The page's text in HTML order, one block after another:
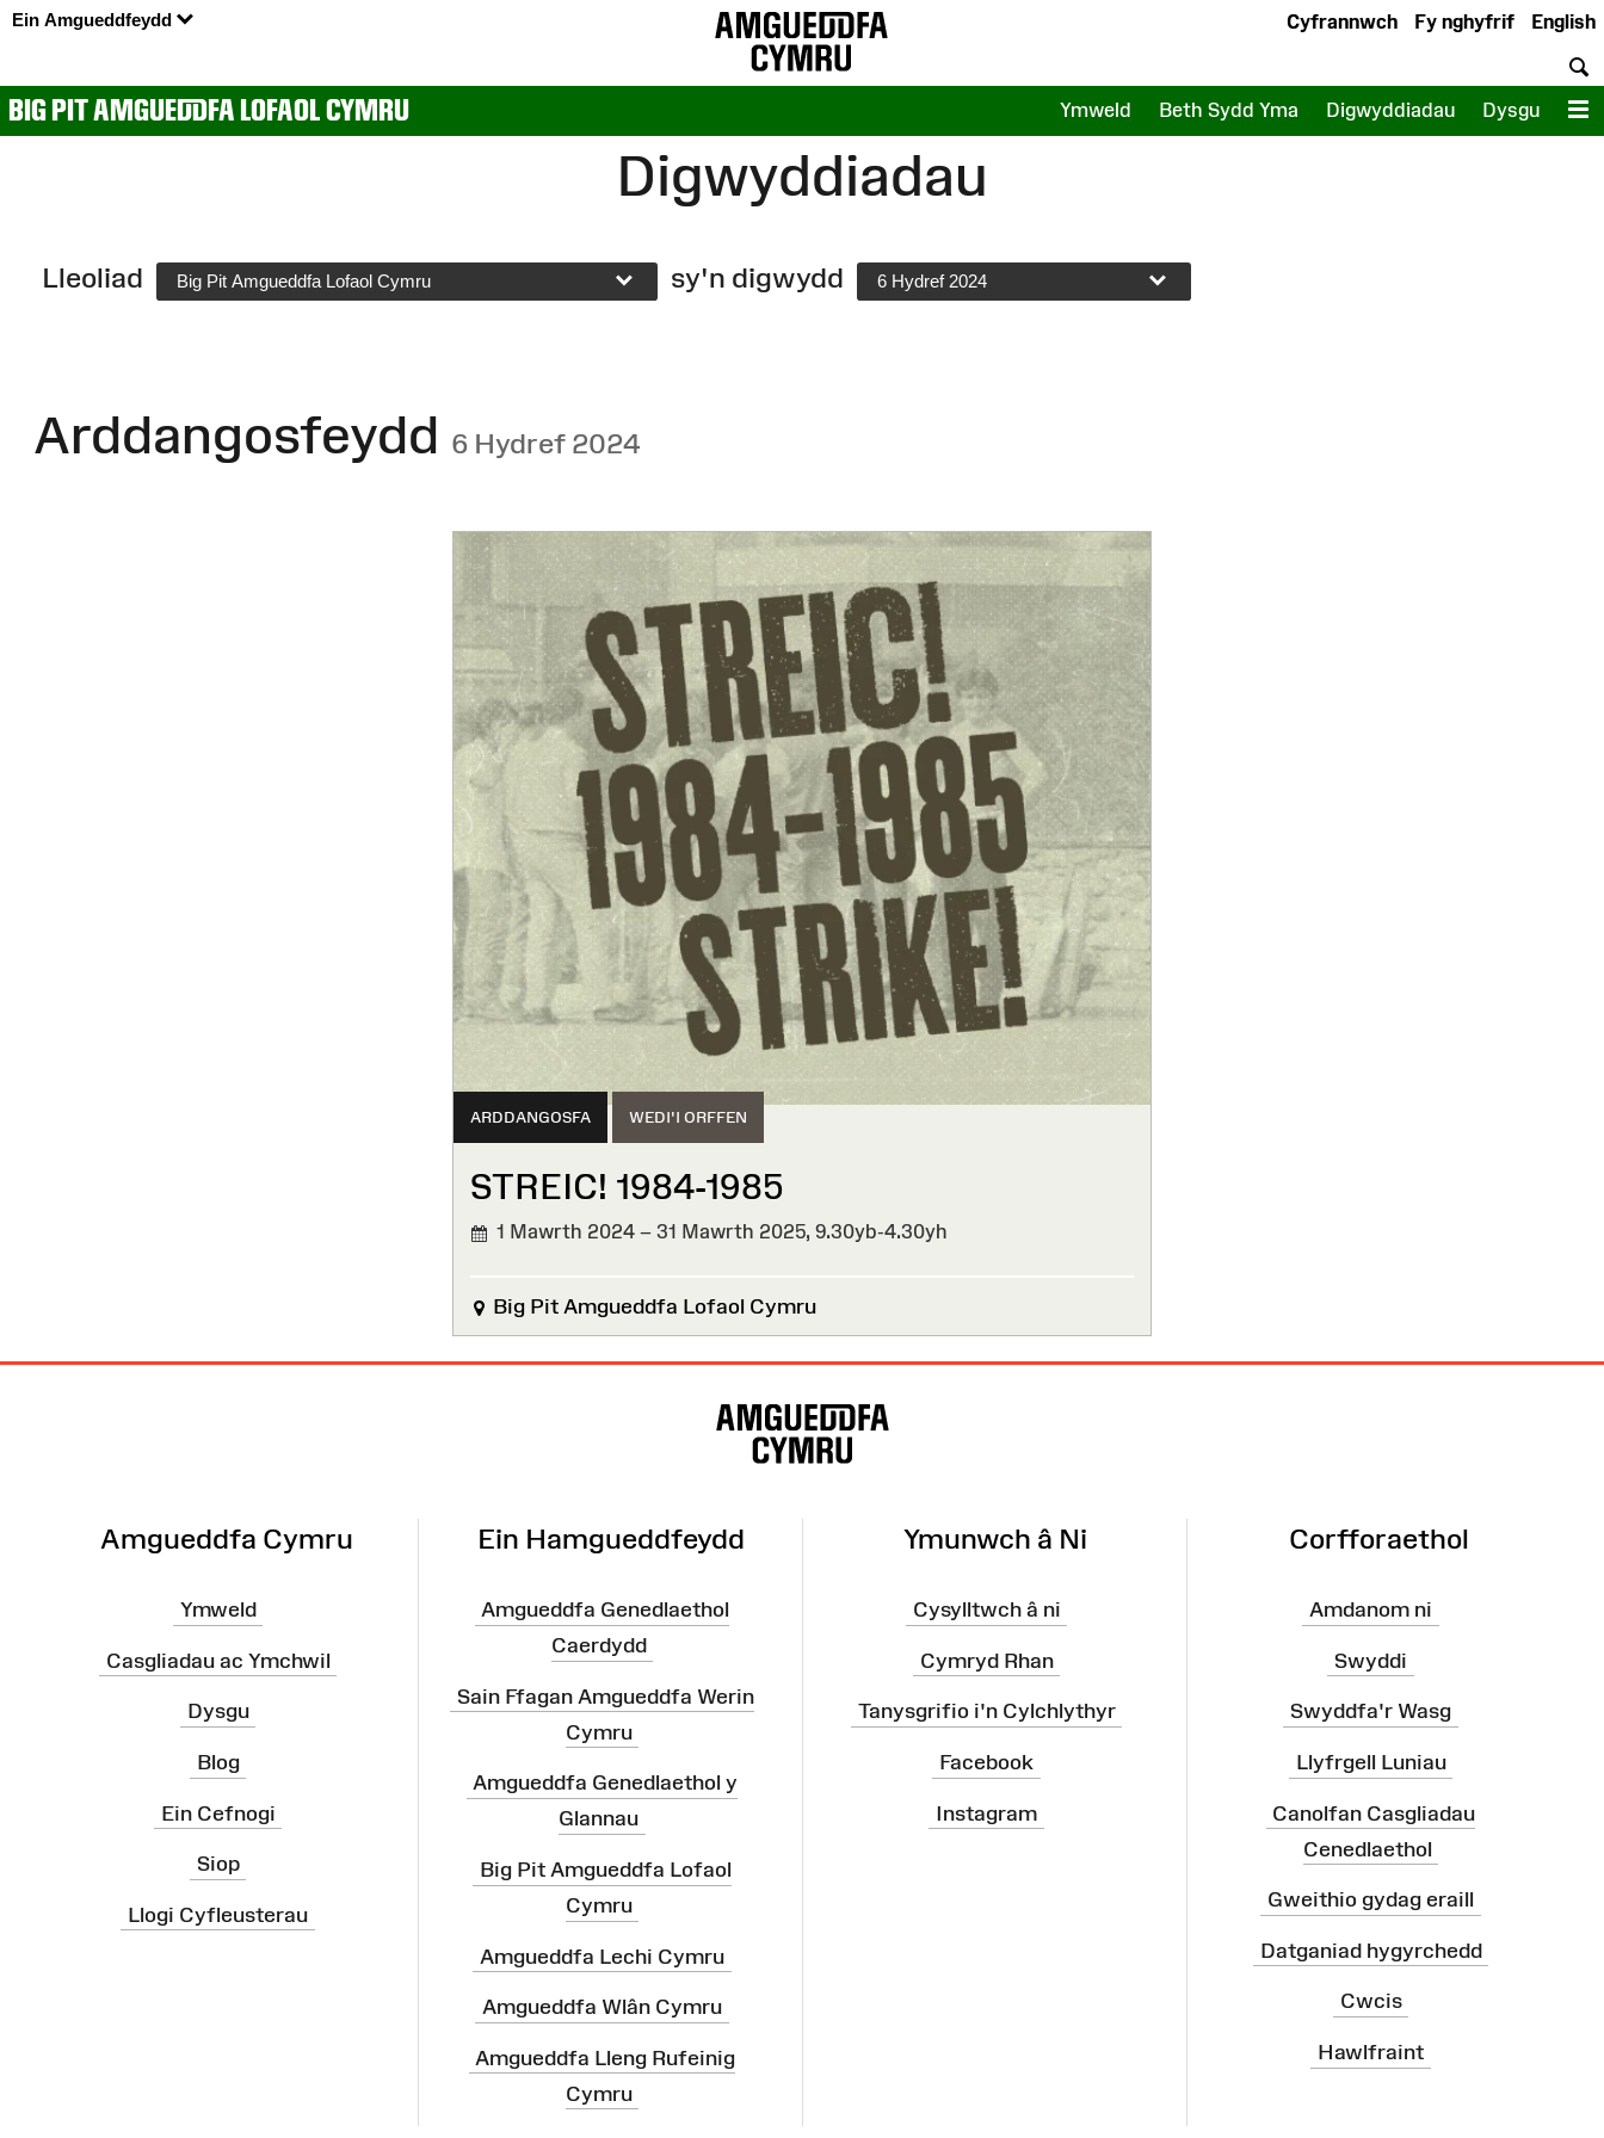
Ein Amgueddfeydd English
Fy nghyfrif
Cyfrannwch
BIG PIT AMGUEDDFA LOFAOL CYMRU Ymweld Beth Sydd Yma Digwyddiadau Dysgu
Digwyddiadau
Lleoliad Big Pit Amgueddfa Lofaol Cymru sy'n digwydd 6 Hydref 2024
Arddangosfeydd 6 Hydref 2024
ARDDANGOSFA WEDI'I ORFFEN
STREIC! 1984-1985
1 Mawrth 2024 – 31 Mawrth 2025, 9.30yb-4.30yh
WEDI'I
Big Pit Amgueddfa Lofaol Cymru
Amgueddfa Cymru
Ymweld
Casgliadau ac Ymchwil
Dysgu
Blog
Ein Cefnogi
Siop
Llogi Cyfleusterau
Ein Hamgueddfeydd
Amgueddfa Genedlaethol
Caerdydd
Sain Ffagan Amgueddfa Werin
Cymru
Amgueddfa Genedlaethol y
Glannau
Big Pit Amgueddfa Lofaol
Cymru
Amgueddfa Lechi Cymru
Amgueddfa Wlân Cymru
Amgueddfa Lleng Rufeinig
Cymru
Ymunwch â Ni
Cysylltwch â ni
Cymryd Rhan
Tanysgrifio i'n Cylchlythyr
Facebook
Instagram
Corfforaethol
Amdanom ni
Swyddi
Swyddfa'r Wasg
Llyfrgell Luniau
Canolfan Casgliadau
Cenedlaethol
Gweithio gydag eraill
Datganiad hygyrchedd
Cwcis
Hawlfraint